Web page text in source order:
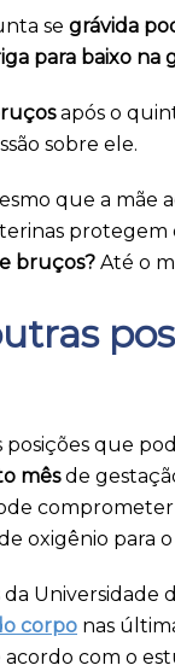
se grávida
para baixo na
após o
sobre ele.
que a mãe
bruços? Até o
posições que
mêsde
oxigênio para
da Universidade
corpo nas
com o